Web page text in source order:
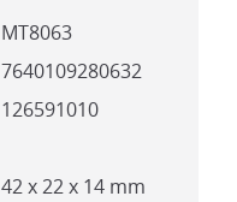
MT8063
7640109280632
126591010
42 x 22 x 14 mm